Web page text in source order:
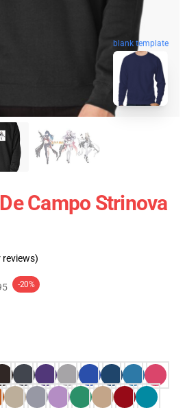
blank template
Campo Strinova
reviews)
-20%